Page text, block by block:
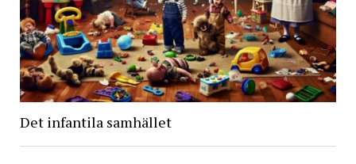
Det infantila samhället